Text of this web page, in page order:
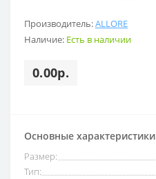
Производитель:ALLORE
Наличие: Есть в наличии
0.00р.
Основные характеристики
Размер:
Тип: